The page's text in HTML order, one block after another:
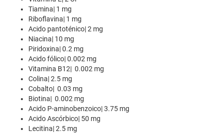
Tiamina| 1 mg
Riboflavina| 1 mg
Acido pantoténico| 2 mg
Niacina| 10 mg
Piridoxina| 0.2 mg
Acido fólico| 0.002 mg
Vitamina B12| 0.002 mg
Colina| 2.5 mg
Cobalto| 0.03 mg
Biotina| 0.002 mg
Acido P-aminobenzoico| 3.75 mg
Acido Ascórbico| 50 mg
Lecitina| 2.5 mg